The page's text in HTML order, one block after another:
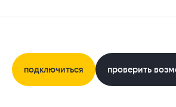
подключиться проверить